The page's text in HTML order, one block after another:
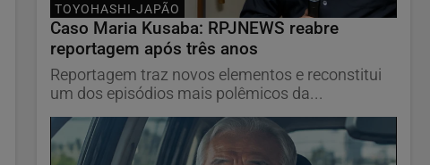
TOYOHASHI-JAPÃO
Caso Maria Kusaba: RPJNEWS reabre
reportagem após três anos
Reportagem traz novos elementos e reconstitui
um dos episódios mais polêmicos da...